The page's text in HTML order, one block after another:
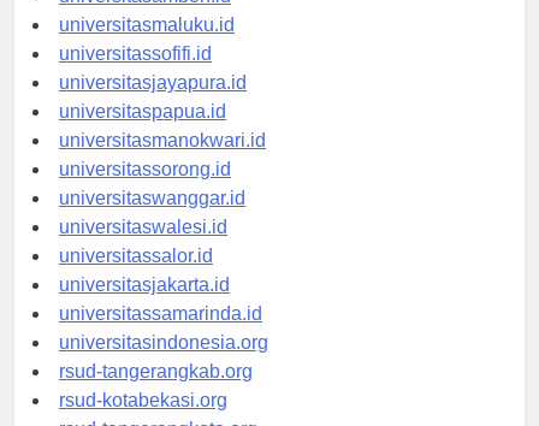
universitasambon.id
universitasmaluku.id
universitassofifi.id
universitasjayapura.id
universitaspapua.id
universitasmanokwari.id
universitassorong.id
universitaswanggar.id
universitaswalesi.id
universitassalor.id
universitasjakarta.id
universitassamarinda.id
universitasindonesia.org
rsud-tangerangkab.org
rsud-kotabekasi.org